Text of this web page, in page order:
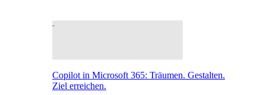
Copilot in Microsoft 365: Träumen. Gestalten.
Ziel erreichen.